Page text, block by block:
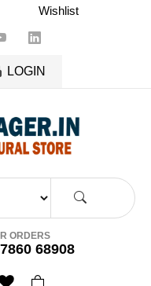
Wishlist
LOGIN
ORDERS
68908